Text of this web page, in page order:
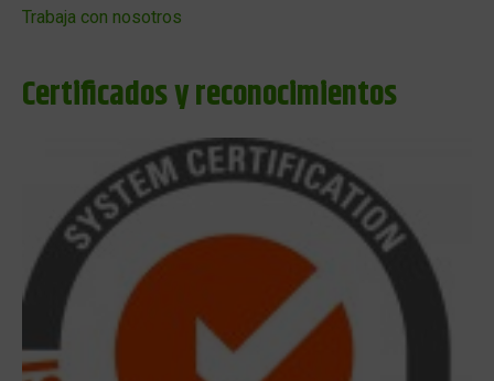
Trabaja con nosotros
Certificados y reconocimientos